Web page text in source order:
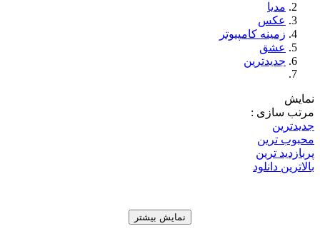
مدیا
عکس
زمینه کامپیوتر
عشق
جدیدترین
نمایش
مرتب سازی :
جدیدترین
محبوب ترین
پربازدید ترین
بالاترین دانلود
نمایش بیشتر